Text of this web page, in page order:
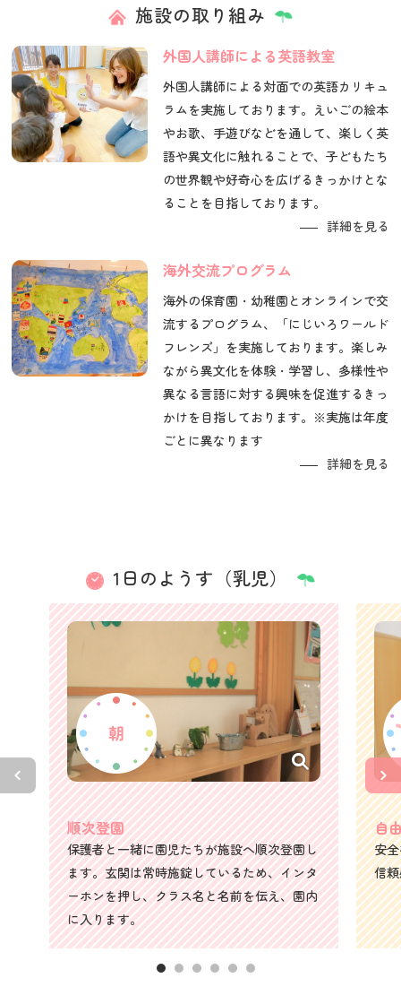
施設の取り組み
外国人講師による英語教室
外国人講師による対面での英語カリキュ
ラムを実施しております。えいごの絵本
やお歌、手遊びなどを通して、楽しく英
語や異文化に触れることで、子どもたち
の世界観や好奇心を広げるきっかけとな
ることを目指しております。
詳細を見る
海外交流プログラム
海外の保育園・幼稚園とオンラインで交
流するプログラム、「にじいろワールド
フレンズ」を実施しております。楽しみ
ながら異文化を体験・学習し、多様性や
異なる言語に対する興味を促進するきっ
かけを目指しております。※実施は年度
ごとに異なります
詳細を見る
1日のようす（乳児）
順次登園
保護者と一緒に園児たちが施設へ順次登園し
ます。玄関は常時施錠しているため、インタ
ーホンを押し、クラス名と名前を伝え、園内
に入ります。
自
安
信